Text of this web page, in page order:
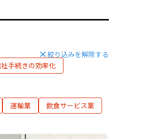
絞り込みを解除する
手続きの効率化
運輸業 飲食サービス業